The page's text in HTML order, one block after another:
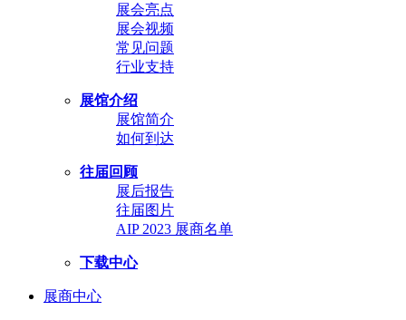
展会亮点
展会视频
常见问题
行业支持
展馆介绍
展馆简介
如何到达
往届回顾
展后报告
往届图片
AIP 2023 展商名单
下载中心
展商中心